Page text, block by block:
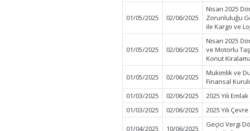
01/05/2025 02/06/2025
Nisan 2025
Zorunluluğu
ile Kargo ve
01/05/2025 02/06/2025
Nisan 2025
ve Motorlu
Konut
01/05/2025 02/06/2025
Mukimlik ve
Finansal
01/03/2025
02/06/2025
2025 Yılı
01/03/2025
02/06/2025 2025 Yılı
01/04/2025 10/06/2025
Geçici Vergi